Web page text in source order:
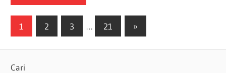
Paginasi
1 2 3 … 21
Next
Posts
»
Cari